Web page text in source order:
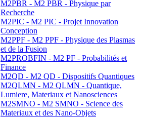
M2PBR - M2 PBR - Physique par
Recherche
M2PIC - M2 PIC - Projet Innovation
Conception
M2PPF - M2 PPF - Physique des Plasmas
et de la Fusion
M2PROBFIN - M2 PF - Probabilités et
Finance
M2QD - M2 QD - Dispositifs Quantiques
M2QLMN - M2 QLMN - Quantique,
Lumiere, Materiaux et Nanosciences
M2SMNO - M2 SMNO - Science des
Materiaux et des Nano-Objets